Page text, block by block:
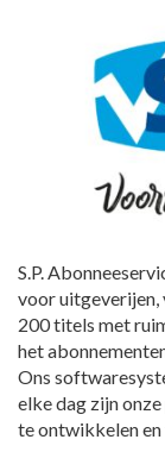
S.P.
voor uitgeverijen,
200 titels met
het
Ons
elke dag zijn
te ontwikkelen